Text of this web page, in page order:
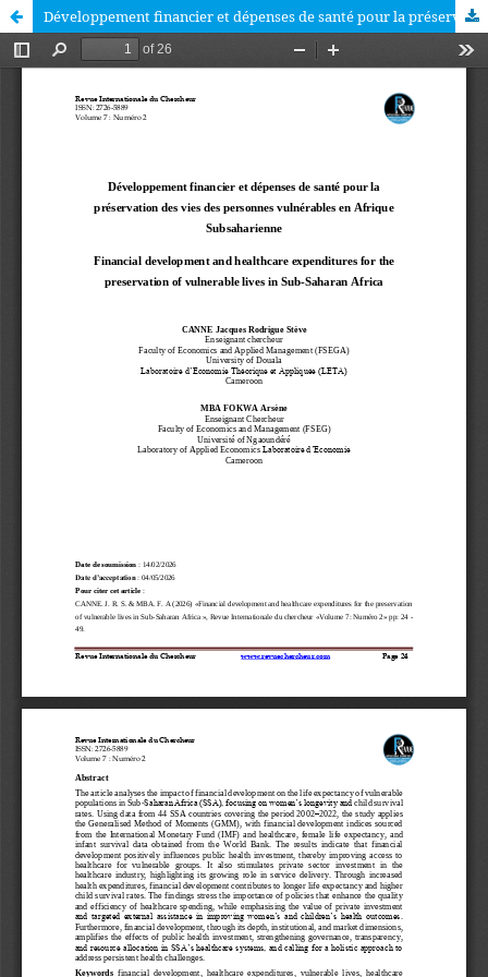
Développement financier et dépenses de santé pour la préservation des vies des personnes vulnérables en Afrique Subsaharienne